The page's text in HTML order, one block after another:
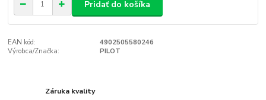
Pridať do košíka
EAN kód:
4902505580246
Výrobca/Značka:
PILOT
Záruka kvality